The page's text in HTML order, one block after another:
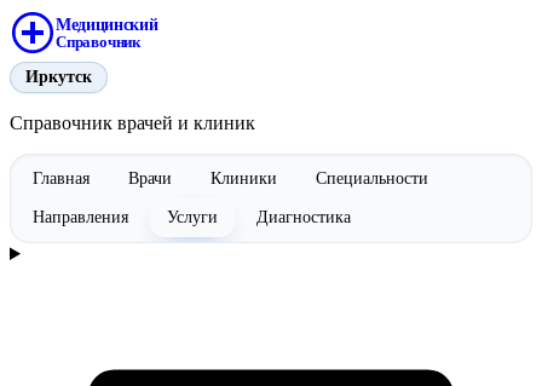
Медицинский
Справочник
Иркутск
Справочник врачей и клиник
Главная Врачи Клиники Специальности
Направления Услуги Диагностика